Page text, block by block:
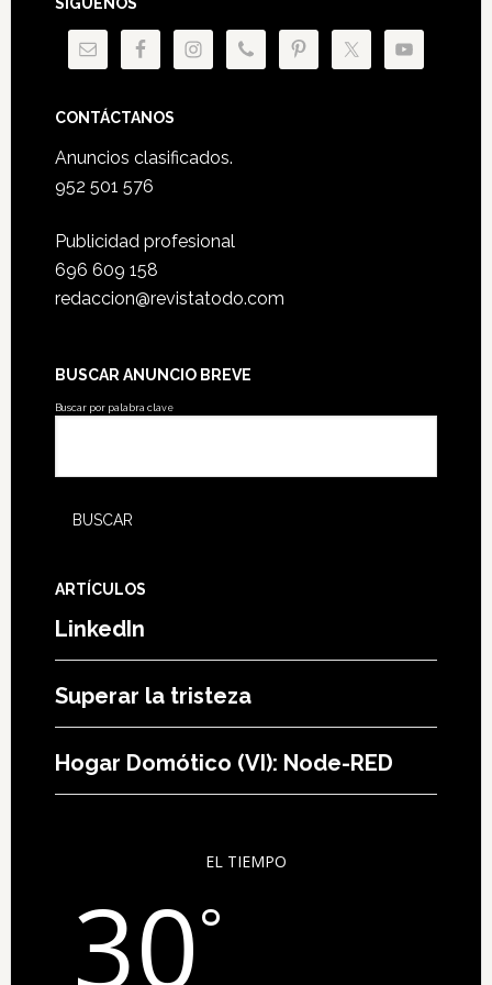
SÍGUENOS
CONTÁCTANOS
Anuncios clasificados.
952 501 576
Publicidad profesional
696 609 158
redaccion@revistatodo.com
BUSCAR ANUNCIO BREVE
Buscar por palabra clave
ARTÍCULOS
LinkedIn
Superar la tristeza
Hogar Domótico (VI): Node-RED
EL TIEMPO
30°